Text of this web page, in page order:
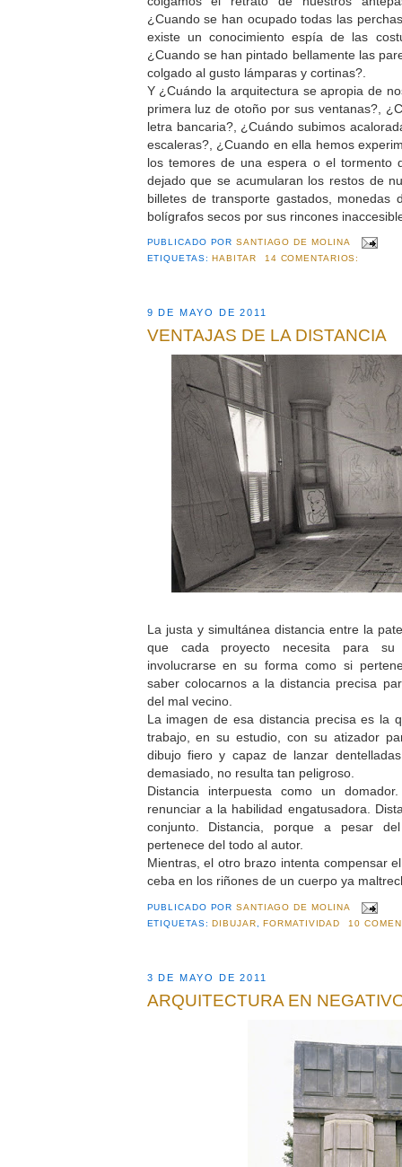
¿Cuando se han ocupado todas las
existe un conocimiento espía de las
¿Cuando se han pintado bellamente las
colgado al gusto lámparas y cortinas?.
Y ¿Cuándo la arquitectura se apropia de
primera luz de otoño por sus ventanas?,
letra bancaria?, ¿Cuándo subimos
escaleras?, ¿Cuando en ella hemos
los temores de una espera o el tormento
dejado que se acumularan los restos de
billetes de transporte gastados, monedas
bolígrafos secos por sus rincones
PUBLICADO PORSANTIAGO DE MOLINA
ETIQUETAS:HABITAR 14 COMENTARIOS:
9 DE MAYO DE 2011
VENTAJAS DE LA DISTANCIA
La justa y simultánea distancia entre la
que cada proyecto necesita para su
involucrarse en su forma como si
saber colocarnos a la distancia precisa
del mal vecino.
La imagen de esa distancia precisa es la
trabajo, en su estudio, con su atizador
dibujo fiero y capaz de lanzar
demasiado, no resulta tan peligroso.
Distancia interpuesta como un
renunciar a la habilidad engatusadora.
conjunto. Distancia, porque a pesar
pertenece del todo al autor.
Mientras, el otro brazo intenta compensar
ceba en los riñones de un cuerpo ya
PUBLICADO PORSANTIAGO DE MOLINA
ETIQUETAS:DIBUJAR ,FORMATIVIDAD 10
3 DE MAYO DE 2011
ARQUITECTURA EN